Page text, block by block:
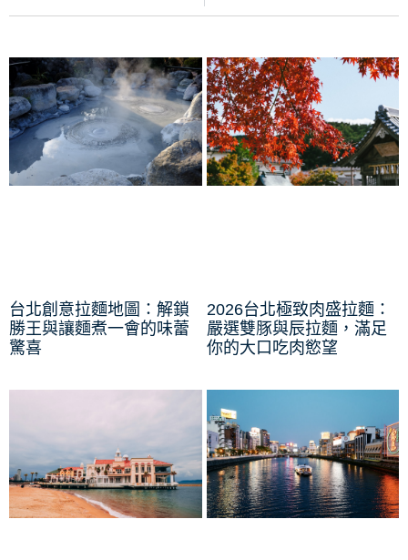
台北創意拉麵地圖：解鎖
勝王與讓麵煮一會的味蕾
驚喜
2026台北極致肉盛拉麵：
嚴選雙豚與辰拉麵，滿足
你的大口吃肉慾望